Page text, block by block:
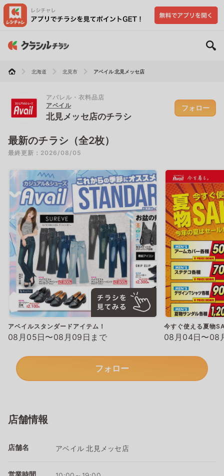
北海道 北見市 アベイル 北見メッセ店
アパレル・衣料品店
アベイル
北見メッセ店のチラシ
フォロー
最新のチラシ（全2枚）
最終更新：2026/08/05
アベイルスタンダードアイテム！
08月05日〜08月09日まで
今すぐ使える夏物
08月04日〜08
フォロー
店舗情報
店舗名 アベイル 北見メッセ店
営業時間